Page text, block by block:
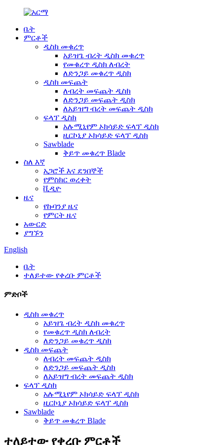
ቤት
ምርቶች
ዲስክ መቁረጥ
አይዝጌ ብረት ዲስክ መቁረጥ
የመቁረጥ ዲስክ ለብረት
ለድንጋይ መቁረጥ ዲስክ
ዲስክ መፍጨት
ለብረት መፍጨት ዲስክ
ለድንጋይ መፍጨት ዲስክ
ለአይዝግ ብረት መፍጨት ዲስክ
ፍላፕ ዲስክ
አሉሚኒየም ኦክሳይድ ፍላፕ ዲስክ
ዚርኮኒያ ኦክሳይድ ፍላፕ ዲስክ
Sawblade
ቅይጥ መቁረጥ Blade
ስለ እኛ
አጋሮች እና ደንበኞች
የምስክር ወረቀት
ቪዲዮ
ዜና
የኩባንያ ዜና
የምርት ዜና
አውርድ
ያግኙን
English
ቤት
ተለይተው የቀረቡ ምርቶች
ምድቦች
ዲስክ መቁረጥ
አይዝጌ ብረት ዲስክ መቁረጥ
የመቁረጥ ዲስክ ለብረት
ለድንጋይ መቁረጥ ዲስክ
ዲስክ መፍጨት
ለብረት መፍጨት ዲስክ
ለድንጋይ መፍጨት ዲስክ
ለአይዝግ ብረት መፍጨት ዲስክ
ፍላፕ ዲስክ
አሉሚኒየም ኦክሳይድ ፍላፕ ዲስክ
ዚርኮኒያ ኦክሳይድ ፍላፕ ዲስክ
Sawblade
ቅይጥ መቁረጥ Blade
ተለይተው የቀረቡ ምርቶች